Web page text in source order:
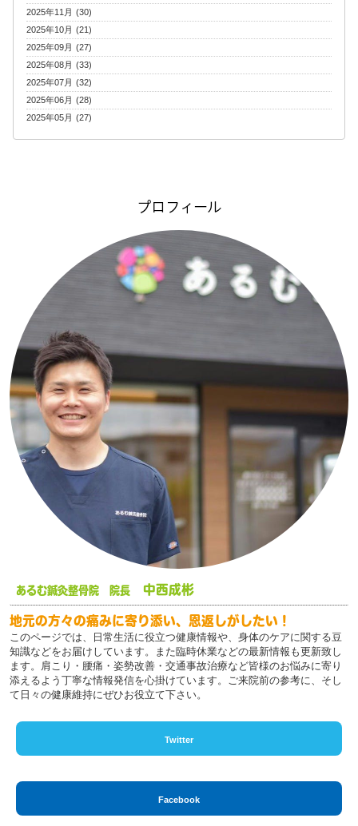
2025年11月 (30)
2025年10月 (21)
2025年09月 (27)
2025年08月 (33)
2025年07月 (32)
2025年06月 (28)
2025年05月 (27)
プロフィール
あるむ鍼灸整骨院 院長
中西成彬
地元の方々の痛みに寄り添い、恩返しがしたい！
このページでは、日常生活に役立つ健康情報や、身体のケアに関する豆
知識などをお届けしています。また臨時休業などの最新情報も更新致し
ます。肩こり・腰痛・姿勢改善・交通事故治療など皆様のお悩みに寄り
添えるよう丁寧な情報発信を心掛けています。ご来院前の参考に、そし
て日々の健康維持にぜひお役立て下さい。
Twitter
Facebook